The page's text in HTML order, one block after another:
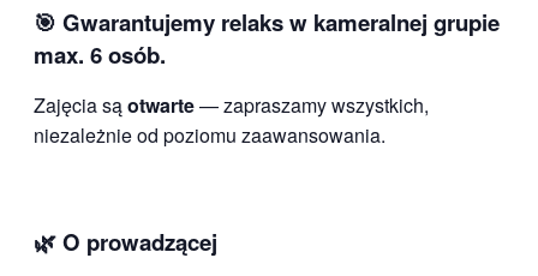
🎯 Gwarantujemy relaks w kameralnej grupie
max. 6 osób.
Zajęcia sąotwarte— zapraszamy wszystkich,
niezależnie od poziomu zaawansowania.
🌿 O prowadzącej